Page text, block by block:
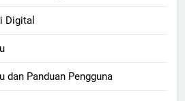
Digital
dan Panduan Pengguna